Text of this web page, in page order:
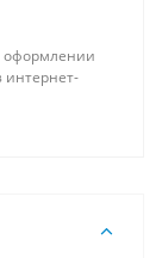
оформлении
интернет-